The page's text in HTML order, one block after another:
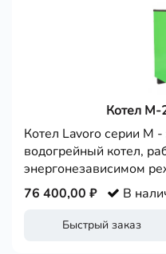
Котел М-
Котел Lavoro серии M
водогрейный котел,
энергонезависимом
Быстрый заказ
76 400,00 ₽ В